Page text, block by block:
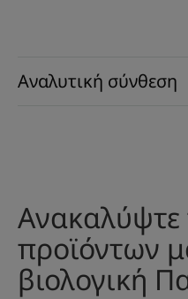
Αναλυτική σύνθεση
Ανακαλύψτε
προϊόντων
βιολογική